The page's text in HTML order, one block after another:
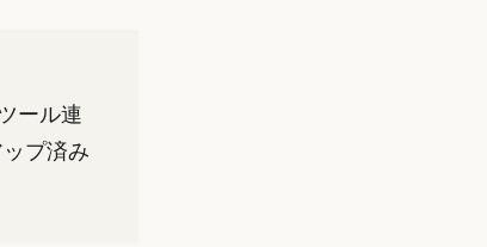
ール連
プ済み